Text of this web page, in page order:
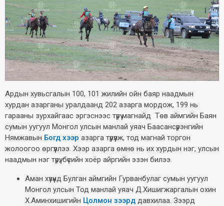
Ардын хувьсгалын 100, 101 жилийн ойн баяр наадмын
хурдан азарганы уралдаанд 202 азарга мордож, 199 нь
гарааны зурхайгаас эргэснээс түрүү магнайд Төв аймгийн Баян
сумын уугуул Монгол улсын манлай уяач Баасансүрэнгийн
Нямжавын Богд хээр азарга түрүүлж, тод магнай торгон
жолоогоо өргүүллээ. Хээр азарга өмнө нь их хурдын нэг, улсын
наадмын нэг түрүү, бүсийн хоёр айргийн эзэн билээ.
Аман хүзүүнд Булган аймгийн Гурванбулаг сумын уугуул
Монгол улсын Тод манлай уяач Д.Хишигжаргалын охин
Х.Аминхишигийн Цолмон зээрд давхилаа. Зээрд